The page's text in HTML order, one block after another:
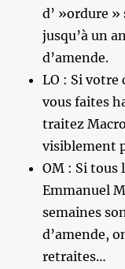
d’ »ordure »
jusqu’à un
d’amende.
LO : Si votre
vous faites
traitez
visiblement
OM : Si tous
Emmanuel
semaines
d’amende,
retraites…